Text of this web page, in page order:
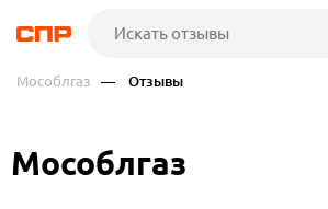
Мособлгаз — Отзывы
Мособлгаз